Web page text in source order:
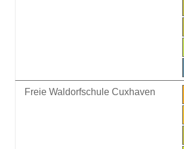
Freie Waldorfschule Cuxhaven